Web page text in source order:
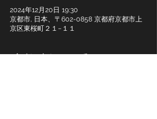
2024年12月20日 19:30
京都市, 日本、〒602-0858 京都府京都市上
京区東桜町２１−１１
イベントについて